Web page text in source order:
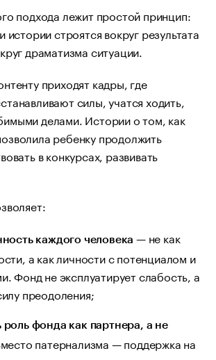
подхода лежит простой принцип:
истории строятся вокруг результата
драматизма ситуации.
приходят кадры, где
силы, учатся ходить,
делами. Истории о том, как
ребенку продолжить
в конкурсах, развивать
каждого человека — не как
а как личности с потенциалом и
Фонд не эксплуатирует слабость, а
преодоления;
роль фонда как партнера, а не
патернализма — поддержка на